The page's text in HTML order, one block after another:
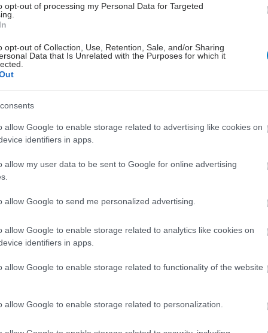
opt-out of processing my Personal Data for Targeted
opt-out of Collection, Use, Retention, Sale, and/or Sharing
Data that Is Unrelated with the Purposes for which it
allow Google to enable storage related to advertising like cookies on
identifiers in apps.
allow my user data to be sent to Google for online advertising
allow Google to send me personalized advertising.
allow Google to enable storage related to analytics like cookies on
identifiers in apps.
allow Google to enable storage related to functionality of the website
allow Google to enable storage related to personalization.
καταναλώνονται κατά τη διάρκεια εκτέλεσής της,
είναι ότι μετατρέποντάς την σε συνήθεια
και ενισχύουμε το μυϊκό μας σύστημα.
τον τρόπο οδηγούμαστε στην απόκτηση ενός
μεταβολισμού είτε είμαστε άνδρες είτε γυναίκες.
της παχυσαρκίας, δηλαδή του ‘κακού’ μεταβολισμού
μας είναι ότι αυτό που κληρονομείται είναι μια τάση
άμεσου περιβάλλοντος, π.χ.τις λανθασμένες
συνήθειες διατροφής- τη μειωμένη
κλπ.
της ημέρας φαίνεται να επηρεάζουν